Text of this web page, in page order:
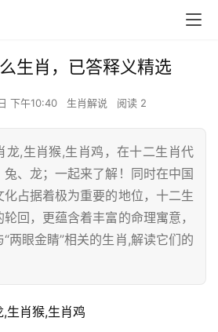
生肖，已答释义精选
下午10:40 生肖解说 阅读 2
龙,生肖猴,生肖鸡，在十二生肖代
、龙；一起来了解！同时在中国
占据着极为重要的地位，十二生
回，更蕴含着丰富的命理寓意，
两眼金睛”相关的生肖,解读它们的
生肖猴,生肖鸡